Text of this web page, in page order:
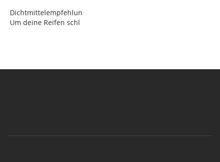
Dichtmittelempfehlun
Um deine Reifen schl